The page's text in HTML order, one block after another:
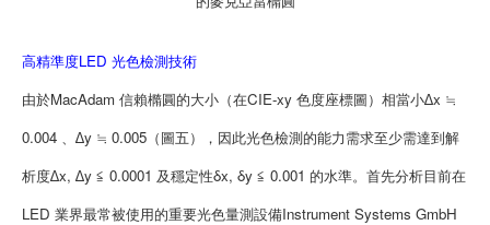
高精準度LED 光色檢測技術
由於MacAdam 信賴橢圓的大小（在CIE-xy 色度座標圖）相當小∆x ≒
0.004 、∆y ≒ 0.005（圖五），因此光色檢測的能力需求至少需達到解
析度∆x, ∆y ≦ 0.0001 及穩定性δx, δy ≦ 0.001 的水準。首先分析目前在
LED 業界最常被使用的重要光色量測設備Instrument Systems GmbH